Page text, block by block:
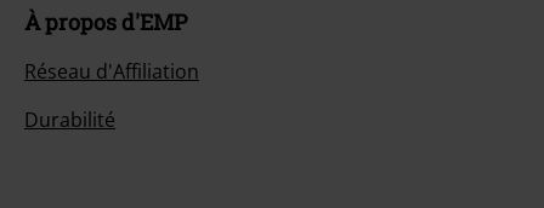
À propos d'EMP
Réseau d'Affiliation
Durabilité